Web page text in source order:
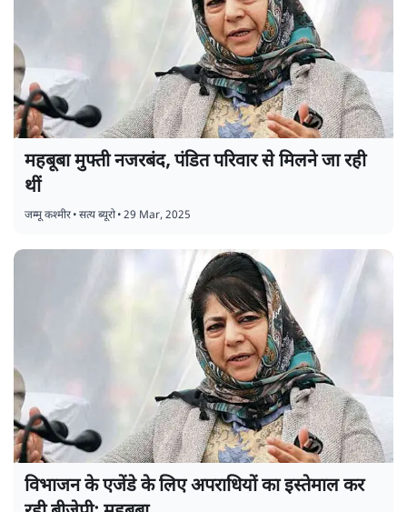
महबूबा मुफ्ती नजरबंद, पंडित परिवार से मिलने जा रही
थीं
जम्मू कश्मीर•सत्य ब्यूरो•29 Mar, 2025
विभाजन के एजेंडे के लिए अपराधियों का इस्तेमाल कर